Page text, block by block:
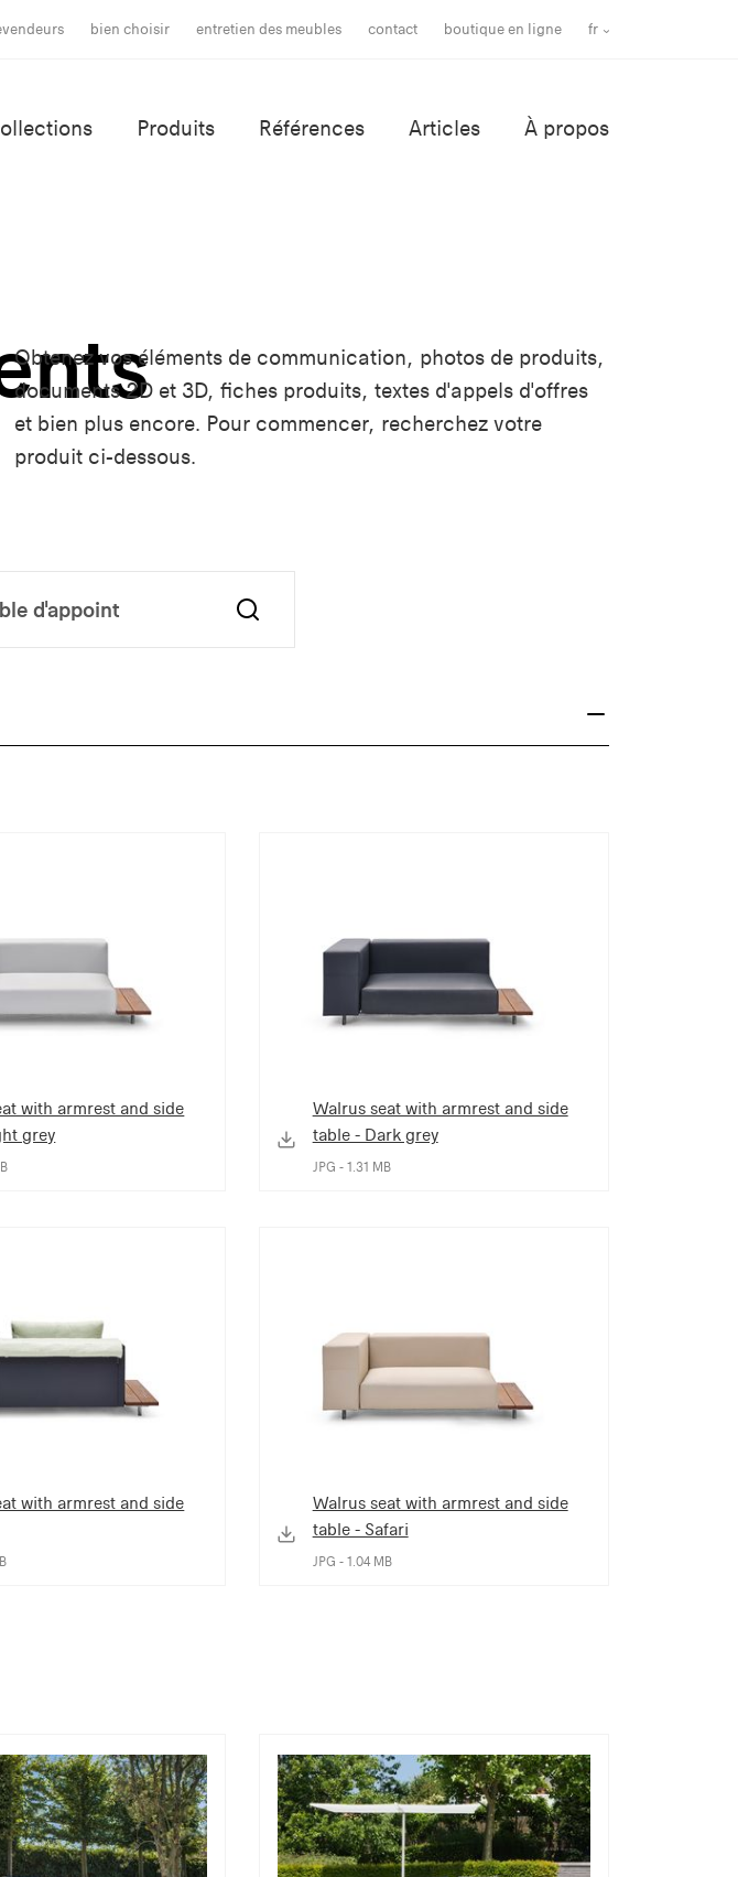
bien choisir entretien des meubles contact boutique en ligne fr
Produits Références Articles À propos
Obtenez vos éléments de communication, photos de produits,
documents 2D et 3D, fiches produits, textes d'appels d'offres
et bien plus encore. Pour commencer, recherchez votre
produit ci-dessous.
with armrest and side
grey
Walrus seat with armrest and side
table - Dark grey
JPG - 1.31 MB
with armrest and side
Walrus seat with armrest and side
table - Safari
JPG - 1.04 MB